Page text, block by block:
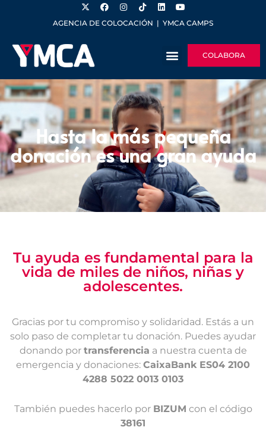
AGENCIA DE COLOCACIÓN | YMCA CAMPS
COLABORA
Hasta la más pequeña
donación es una gran ayuda
Tu ayuda es fundamental para la
vida de miles de niños, niñas y
adolescentes.
Gracias por tu compromiso y solidaridad. Estás a un
solo paso de completar tu donación. Puedes ayudar
donando por transferencia a nuestra cuenta de
emergencia y donaciones: CaixaBank ES04 2100
4288 5022 0013 0103
También puedes hacerlo por BIZUM con el código
38161